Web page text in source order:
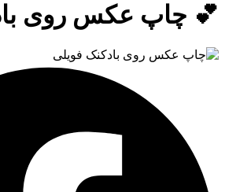
💕 چاپ عکس روی